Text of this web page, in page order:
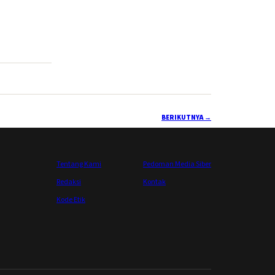
BERIKUTNYA→
Tentang Kami
Pedoman Media Siber
Redaksi
Kontak
Kode Etik